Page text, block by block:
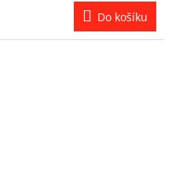
Do košíku